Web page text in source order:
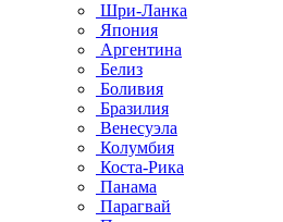
Шри-Ланка
Япония
Аргентина
Белиз
Боливия
Бразилия
Венесуэла
Колумбия
Коста-Рика
Панама
Парагвай